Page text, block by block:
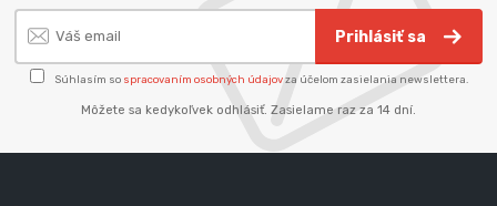
Prihlásiť sa
Súhlasím so spracovaním osobných údajovza účelom zasielania newslettera.
Môžete sa kedykoľvek odhlásiť. Zasielame raz za 14 dní.